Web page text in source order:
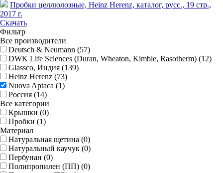
Пробки целлюлозные, Heinz Herenz, каталог, русс., 19 стр.,
2017 г.
Скачать
Фильтр
Все производители
Deutsch & Neumann (57)
DWK Life Sciences (Duran, Wheaton, Kimble, Rasotherm) (12)
Glassco, Индия (139)
Heinz Herenz (73)
Nuova Aptaca (1)
Россия (14)
Все категории
Крышки (0)
Пробки (1)
Материал
Натуральная щетина (0)
Натуральный каучук (0)
Пербунан (0)
Полипропилен (ПП) (0)